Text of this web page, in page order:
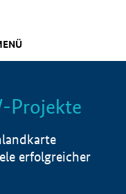
Info
Projekte
erfolgreicher